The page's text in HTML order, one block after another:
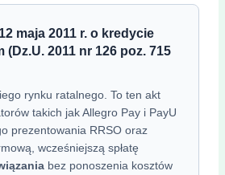
maja 2011 r. o kredycie
(Dz.U. 2011 nr 126 poz. 715
rynku ratalnego. To ten akt
takich jak Allegro Pay i PayU
prezentowania RRSO oraz
wcześniejszą spłatę
bez ponoszenia kosztów